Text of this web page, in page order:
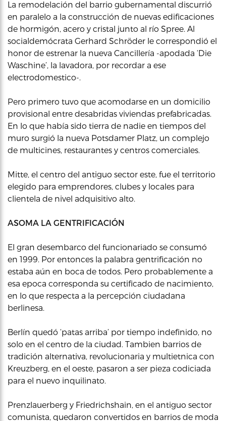
La remodelación del barrio gubernamental discurrió
en paralelo a la construcción de nuevas edificaciones
de hormigón, acero y cristal junto al río Spree. Al
socialdemócrata Gerhard Schröder le correspondió el
honor de estrenar la nueva Cancillería -apodada ‘Die
Waschine’, la lavadora, por recordar a ese
electrodomestico-.
Pero primero tuvo que acomodarse en un domicilio
provisional entre desabridas viviendas prefabricadas.
En lo que había sido tierra de nadie en tiempos del
muro surgió la nueva Potsdamer Platz, un complejo
de multicines, restaurantes y centros comerciales.
Mitte, el centro del antiguo sector este, fue el territorio
elegido para emprendores, clubes y locales para
clientela de nivel adquisitivo alto.
ASOMA LA GENTRIFICACIÓN
El gran desembarco del funcionariado se consumó
en 1999. Por entonces la palabra gentrificación no
estaba aún en boca de todos. Pero probablemente a
esa epoca corresponda su certificado de nacimiento,
en lo que respecta a la percepción ciudadana
berlinesa.
Berlín quedó ‘patas arriba’ por tiempo indefinido, no
solo en el centro de la ciudad. Tambien barrios de
tradición alternativa, revolucionaria y multietnica con
Kreuzberg, en el oeste, pasaron a ser pieza codiciada
para el nuevo inquilinato.
Prenzlauerberg y Friedrichshain, en el antiguo sector
comunista, quedaron convertidos en barrios de moda